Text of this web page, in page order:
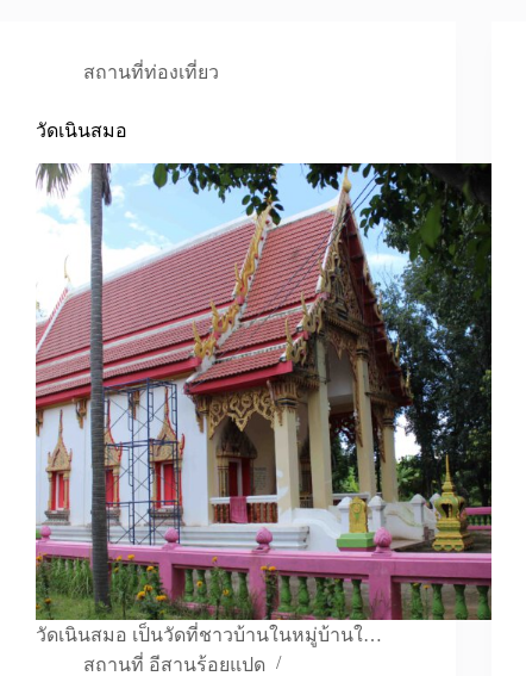
สถานที่ท่องเที่ยว
วัดเนินสมอ
วัดเนินสมอ เป็นวัดที่ชาวบ้านในหมู่บ้านใ…
สถานที่ อีสานร้อยแปด